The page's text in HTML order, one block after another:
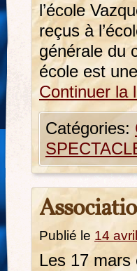
l’école
reçus à
générale du
école est
Continuer la
Catégories:
Publié le 14
Les 17 mars